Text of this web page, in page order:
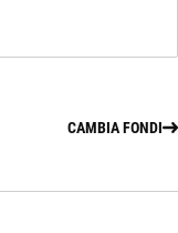
CAMBIA FONDI